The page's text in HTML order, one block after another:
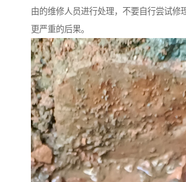
由的维修人员进行处理，不要自行尝试修
更严重的后果。